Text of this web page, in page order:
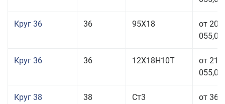
Круг 36 36 95Х18
от 208
055,00
Круг 36 36 12Х18Н10Т
от 210
055,00
Круг 38 38 Ст3
от 36